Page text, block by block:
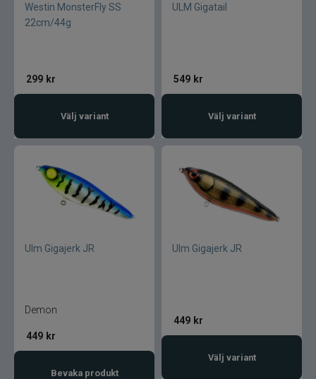
Westin MonsterFly SS
22cm/44g
299 kr
Välj variant
ULM Gigatail
549 kr
Välj variant
Ulm Gigajerk JR
Demon
449 kr
Bevaka produkt
Ulm Gigajerk JR
449 kr
Välj variant